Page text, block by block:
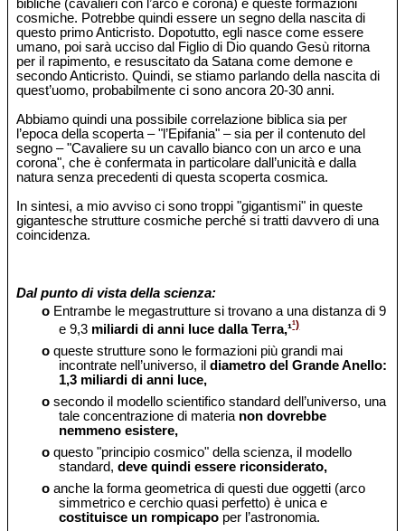
bibliche (cavalieri con l’arco e corona) e queste formazioni
cosmiche. Potrebbe quindi essere un segno della nascita di
questo primo Anticristo. Dopotutto, egli nasce come essere
umano, poi sarà ucciso dal Figlio di Dio quando Gesù ritorna
per il rapimento, e resuscitato da Satana come demone e
secondo Anticristo. Quindi, se stiamo parlando della nascita di
quest’uomo, probabilmente ci sono ancora 20-30 anni.
Abbiamo quindi una possibile correlazione biblica sia per
l’epoca della scoperta – "l’Epifania" – sia per il contenuto del
segno – "Cavaliere su un cavallo bianco con un arco e una
corona", che è confermata in particolare dall’unicità e dalla
natura senza precedenti di questa scoperta cosmica.
In sintesi, a mio avviso ci sono troppi "gigantismi" in queste
gigantesche strutture cosmiche perché si tratti davvero di una
coincidenza.
Dal punto di vista della scienza:
o Entrambe le megastrutture si trovano a una distanza di 9
e 9,3 miliardi di anni luce dalla Terra,¹¹)
o queste strutture sono le formazioni più grandi mai
incontrate nell’universo, ildiametro del Grande Anello:
1,3 miliardi di anni luce,
o secondo il modello scientifico standard dell’universo, una
tale concentrazione di materia non dovrebbe
nemmeno esistere,
o questo "principio cosmico" della scienza, il modello
standard,deve quindi essere riconsiderato,
o anche la forma geometrica di questi due oggetti (arco
simmetrico e cerchio quasi perfetto) è unica e
costituisce un rompicapo per l’astronomia.